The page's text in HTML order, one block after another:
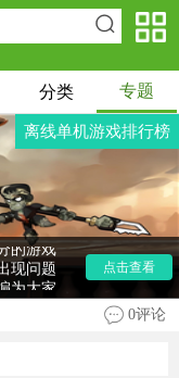
分类 专题
离线单机游戏排行榜
的游戏
现问题
为大家
洞窟，
同的特
点击查看
0评论